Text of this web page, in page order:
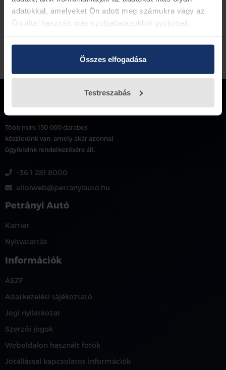
adatokkal, amelyeket Ön adott meg számukra vagy az
Ön által használt más szolgáltatásokból gyűjtöttek.
Összes elfogadása
Testreszabás
Több mint 150 000 darabos
készletünk van, amely akár azonnal
ügyfeleink rendelkezésére áll.
+36 1 281 8000
ulloiweb@petranyiauto.hu
Petrányi Autó
Karrier
Nyitvatartás
Információk
ÁSZF
Adatkezelési tájékoztató
Jogi nyilatkozat
Szerzői jogok
Weboldalon használt fotók
Jótállással kapcsolatos információk